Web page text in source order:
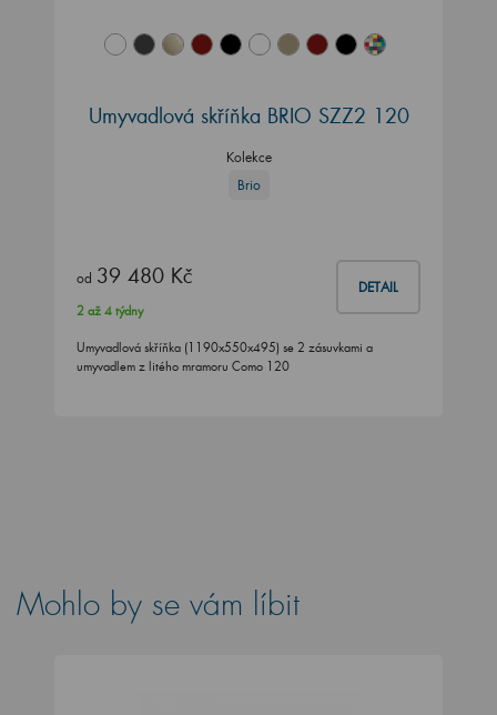
Umyvadlová skříňka BRIO SZZ2 120
Kolekce
Brio
od 39 480 Kč DETAIL
2 až 4 týdny
Umyvadlová skříňka (1190x550x495) se 2 zásuvkami a
umyvadlem z litého mramoru Como 120
Mohlo by se vám líbit